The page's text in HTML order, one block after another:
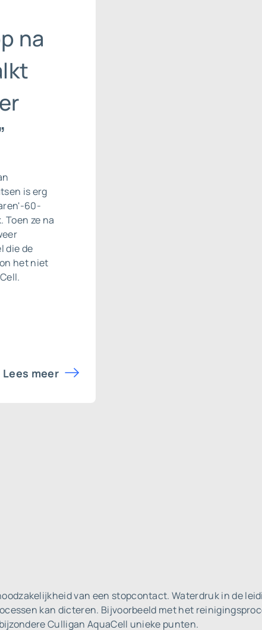
na
is erg
60-
Toen ze na
die de
het niet
Lees meer
van een stopcontact. Waterdruk in de
kan dicteren. Bijvoorbeeld met het
Culligan AquaCell unieke punten.